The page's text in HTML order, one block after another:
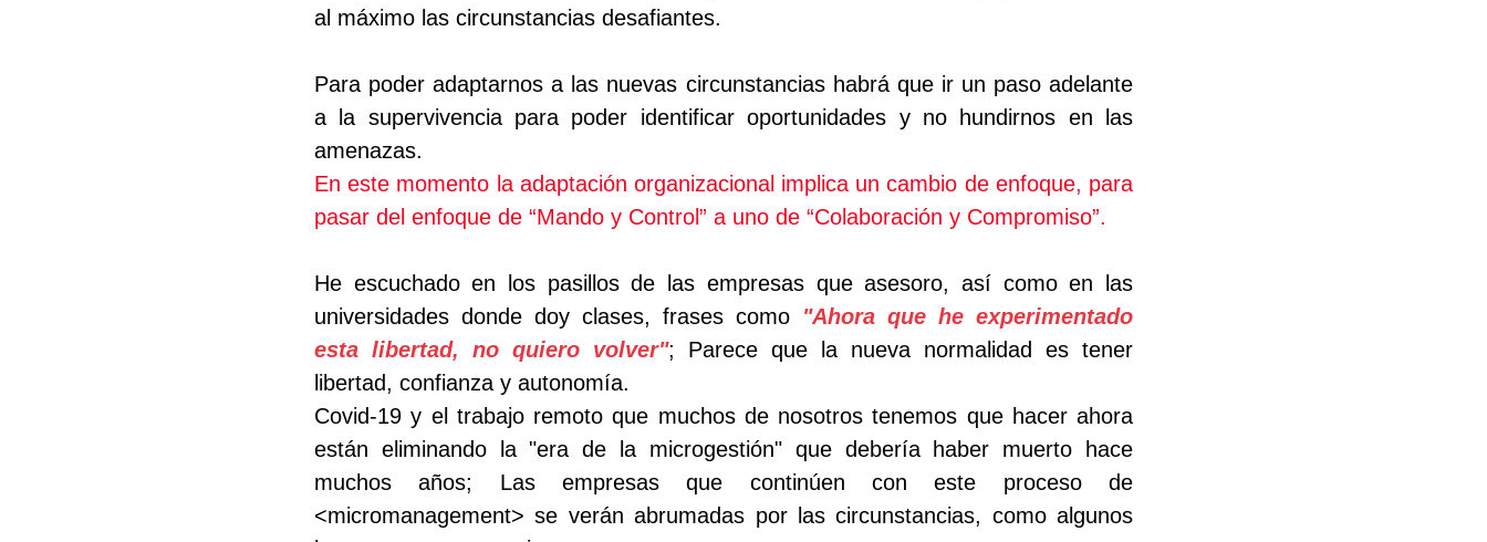
al máximo las circunstancias desafiantes.
Para poder adaptarnos a las nuevas circunstancias habrá que ir un paso adelante
a la supervivencia para poder identificar oportunidades y no hundirnos en las
amenazas.
En este momento la adaptación organizacional implica un cambio de enfoque, para
pasar del enfoque de “Mando y Control” a uno de “Colaboración y Compromiso”.
He escuchado en los pasillos de las empresas que asesoro, así como en las
universidades donde doy clases, frases como "Ahora que he experimentado
esta libertad, no quiero volver"; Parece que la nueva normalidad es tener
libertad, confianza y autonomía.
Covid-19 y el trabajo remoto que muchos de nosotros tenemos que hacer ahora
están eliminando la "era de la microgestión" que debería haber muerto hace
muchos años; Las empresas que continúen con este proceso de
<micromanagement> se verán abrumadas por las circunstancias, como algunos